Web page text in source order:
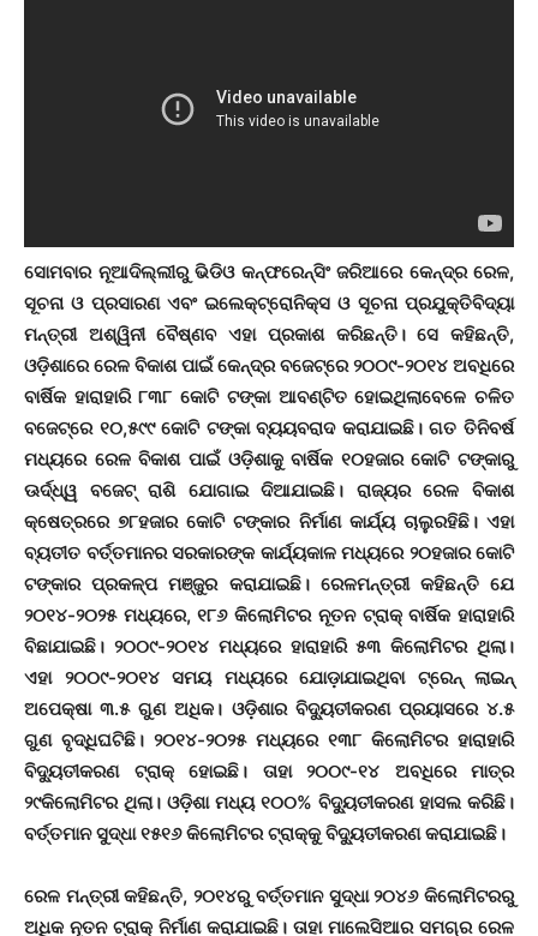
ସୋମବାର ନୂଆଦିଲ୍ଲୀରୁ ଭିଡିଓ କନ୍‌ଫରେନ୍ସିଂ ଜରିଆରେ କେନ୍ଦ୍ର ରେଳ,
ସୂଚନା ଓ ପ୍ରସାରଣ ଏବଂ ଇଲେକ୍ଟ୍ରୋନିକ୍ସ ଓ ସୂଚନା ପ୍ରଯୁକ୍ତିବିଦ୍ୟା
ମନ୍ତ୍ରୀ ଅଶ୍ୱିନୀ ବୈଷ୍ଣବ ଏହା ପ୍ରକାଶ କରିଛନ୍ତି। ସେ କହିଛନ୍ତି,
ଓଡ଼ିଶାରେ ରେଳ ବିକାଶ ପାଇଁ କେନ୍ଦ୍ର ବଜେଟ୍‌ରେ ୨୦୦୯-୨୦୧୪ ଅବଧିରେ
ବାର୍ଷିକ ହାରାହାରି ୮୩୮ କୋଟି ଟଙ୍କା ଆବଣ୍ଟିତ ହୋଇଥିଲାବେଳେ ଚଳିତ
ବଜେଟ୍‌ରେ ୧୦,୫୯୯ କୋଟି ଟଙ୍କା ବ୍ୟୟବରାଦ କରାଯାଇଛି। ଗତ ତିନିବର୍ଷ
ମଧ୍ୟରେ ରେଳ ବିକାଶ ପାଇଁ ଓଡ଼ିଶାକୁ ବାର୍ଷିକ ୧୦ହଜାର କୋଟି ଟଙ୍କାରୁ
ଊର୍ଦ୍ଧ୍ୱ ବଜେଟ୍ ରାଶି ଯୋଗାଇ ଦିଆଯାଇଛି। ରାଜ୍ୟର ରେଳ ବିକାଶ
କ୍ଷେତ୍ରରେ ୭୮ହଜାର କୋଟି ଟଙ୍କାର ନିର୍ମାଣ କାର୍ଯ୍ୟ ଚାଲୁରହିଛି। ଏହା
ବ୍ୟତୀତ ବର୍ତ୍ତମାନର ସରକାରଙ୍କ କାର୍ଯ୍ୟକାଳ ମଧ୍ୟରେ ୨୦ହଜାର କୋଟି
ଟଙ୍କାର ପ୍ରକଳ୍ପ ମଞ୍ଜୁର କରାଯାଇଛି। ରେଳମନ୍ତ୍ରୀ କହିଛନ୍ତି ଯେ
୨୦୧୪-୨୦୨୫ ମଧ୍ୟରେ, ୧୮୬ କିଲୋମିଟର ନୂତନ ଟ୍ରାକ୍ ବାର୍ଷିକ ହାରାହାରି
ବିଛାଯାଇଛି। ୨୦୦୯-୨୦୧୪ ମଧ୍ୟରେ ହାରାହାରି ୫୩ କିଲୋମିଟର ଥିଲା।
ଏହା ୨୦୦୯-୨୦୧୪ ସମୟ ମଧ୍ୟରେ ଯୋଡ଼ାଯାଇଥିବା ଟ୍ରେନ୍ ଲାଇନ୍
ଅପେକ୍ଷା ୩.୫ ଗୁଣ ଅଧିକ। ଓଡ଼ିଶାର ବିଦ୍ୟୁତୀକରଣ ପ୍ରୟାସରେ ୪.୫
ଗୁଣ ବୃଦ୍ଧିଘଟିଛି। ୨୦୧୪-୨୦୨୫ ମଧ୍ୟରେ ୧୩୮ କିଲୋମିଟର ହାରାହାରି
ବିଦ୍ୟୁତୀକରଣ ଟ୍ରାକ୍ ହୋଇଛି। ତାହା ୨୦୦୯-୧୪ ଅବଧିରେ ମାତ୍ର
୨୯କିଲୋମିଟର ଥିଲା। ଓଡ଼ିଶା ମଧ୍ୟ ୧୦୦% ବିଦ୍ୟୁତୀକରଣ ହାସଲ କରିଛି।
ବର୍ତ୍ତମାନ ସୁଦ୍ଧା ୧୫୧୬ କିଲୋମିଟର ଟ୍ରାକ୍‌କୁ ବିଦ୍ୟୁତୀକରଣ କରାଯାଇଛି।
ରେଳ ମନ୍ତ୍ରୀ କହିଛନ୍ତି, ୨୦୧୪ରୁ ବର୍ତ୍ତମାନ ସୁଦ୍ଧା ୨୦୪୬ କିଲୋମିଟରରୁ
ଅଧିକ ନୂତନ ଟ୍ରାକ୍ ନିର୍ମାଣ କରାଯାଇଛି। ତାହା ମାଲେସିଆର ସମଗ୍ର ରେଳ